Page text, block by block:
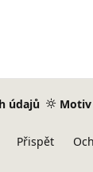
údajů Motiv
Přispět